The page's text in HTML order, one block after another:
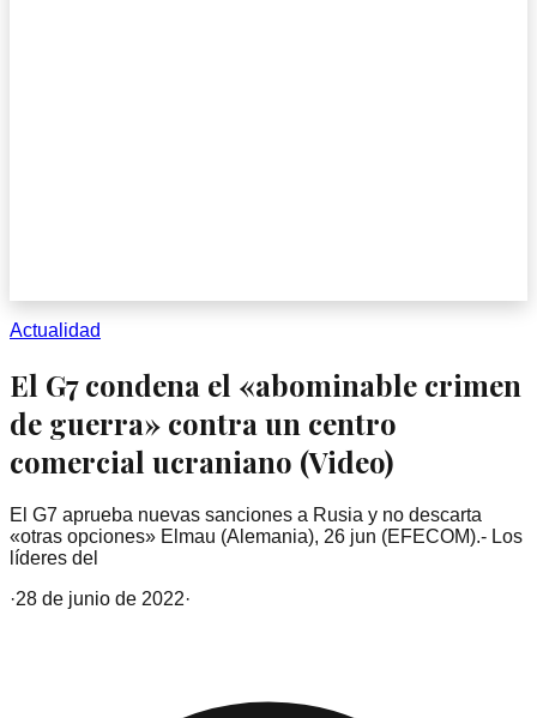
Actualidad
El G7 condena el «abominable crimen
de guerra» contra un centro
comercial ucraniano (Video)
El G7 aprueba nuevas sanciones a Rusia y no descarta
«otras opciones» Elmau (Alemania), 26 jun (EFECOM).- Los
líderes del
·28 de junio de 2022·